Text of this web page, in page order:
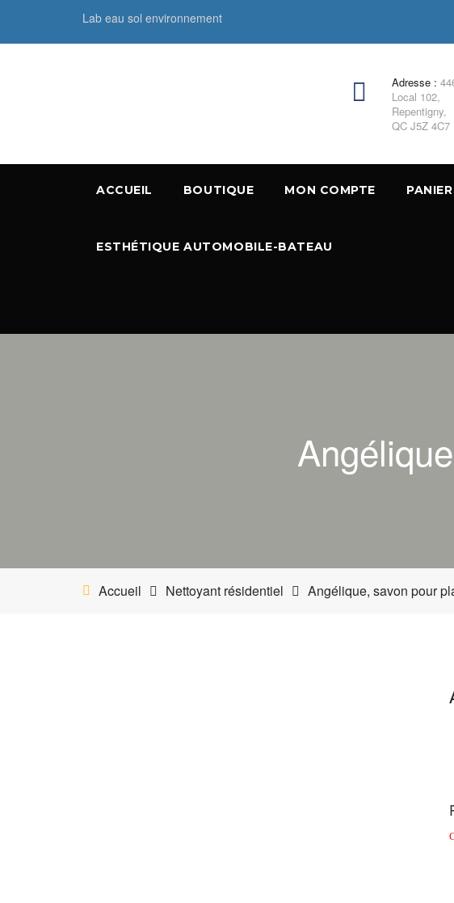
Lab eau sol environnement
Adresse :
Local 102,
Repentigny,
QC J5Z 4C7
ACCUEIL BOUTIQUE MON COMPTE PANIER
ESTHÉTIQUE AUTOMOBILE-BATEAU
Accueil Nettoyant résidentiel Angélique, savon pour